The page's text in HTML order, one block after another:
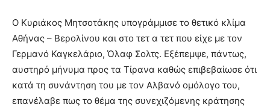
Ο Κυριάκος Μητσοτάκης υπογράμμισε το θετικό κλίμα
Αθήνας – Βερολίνου και στο τετ α τετ που είχε με τον
Γερμανό Καγκελάριο, Όλαφ Σολτς. Εξέπεμψε, πάντως,
αυστηρό μήνυμα προς τα Τίρανα καθώς επιβεβαίωσε ότι
κατά τη συνάντηση του με τον Αλβανό ομόλογο του,
επανέλαβε πως το θέμα της συνεχιζόμενης κράτησης